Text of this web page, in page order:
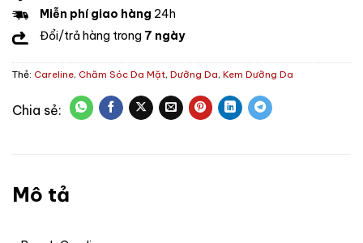
Miễn phí giao hàng 24h
Đổi/trả hàng trong 7 ngày
Thẻ: Careline, Chăm Sóc Da Mặt, Dưỡng Da, Kem Dưỡng Da
Mô tả